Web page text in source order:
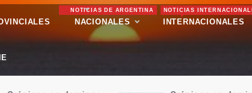
NACIONALES
NOTICIAS DE ARGENTINA
INTERNACIONALES
NOTICIAS